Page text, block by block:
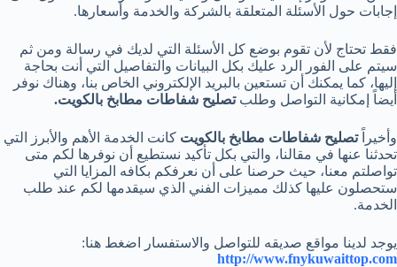
إجابات حول الأسئلة المتعلقة بالشركة والخدمة وأسعارها.
فقط تحتاج لأن تقوم بوضع كل الأسئلة التي لديك في رسالة ومن ثم
سيتم على الفور الرد عليك بكل البيانات والتفاصيل التي أنت بحاجة
إليها، كما يمكنك أن تستعين بالبريد الإلكتروني الخاص بنا، وهناك نوفر
أيضاً إمكانية التواصل وطلبتصليح شفاطات مطابخ بالكويت.
وأخيراً تصليح شفاطات مطابخ بالكويت كانت الخدمة الأهم والأبرز التي
تحدثنا عنها في مقالنا، والتي بكل تأكيد نستطيع أن نوفرها لكم متى
تواصلتم معنا، حيث حرصنا على أن نعرفكم بكافه المزايا التي
ستحصلون عليها كذلك مميزات الفني الذي سيقدمها لكم عند طلب
الخدمة.
يوجد لدينا مواقع صديقه للتواصل والاستفسار اضغط هنا:
http://www.fnykuwaittop.com